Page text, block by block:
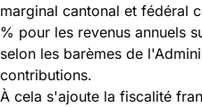
marginal cantonal et fédéral
% pour les revenus annuels
selon les barèmes de
contributions.
À cela s'ajoute la fiscalité